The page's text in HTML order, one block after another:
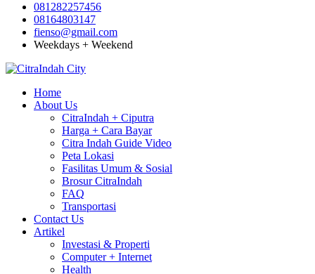
081282257456
08164803147
fienso@gmail.com
Weekdays + Weekend
Home
About Us
CitraIndah + Ciputra
Harga + Cara Bayar
Citra Indah Guide Video
Peta Lokasi
Fasilitas Umum & Sosial
Brosur CitraIndah
FAQ
Transportasi
Contact Us
Artikel
Investasi & Properti
Computer + Internet
Health